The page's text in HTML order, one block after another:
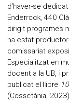
cerca
Tornar
a
Enderrock.cat
d’haver-se
Enderrock, 440
dirigit programes
ha estat
comissariat
Especialitzat en
docent a la UB, i
publicat el llibre
(Cossetània,